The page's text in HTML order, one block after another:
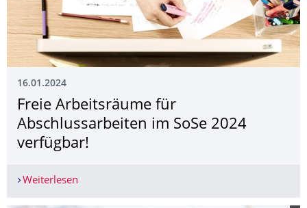
16.01.2024
Freie Arbeitsräume für
Abschlussarbeiten im SoSe 2024
verfügbar!
Weiterlesen